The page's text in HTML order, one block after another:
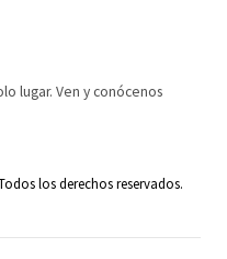
lugar. Ven y conócenos
los derechos reservados.